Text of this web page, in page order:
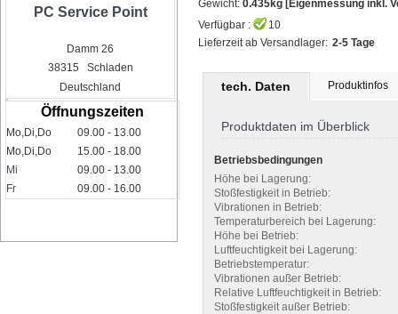
PC Service Point
Damm 26
38315 Schladen
Deutschland
Öffnungszeiten
Mo,Di,Do
09.00 - 13.00
Mo,Di,Do
15.00 - 18.00
Mi
09.00 - 13.00
Fr
09.00 - 16.00
Gewicht: 0.435kg [Eigenmessung inkl.
Verfügbar :
10
Lieferzeit ab Versandlager: 2-5 Tage
tech. Daten Produktinfos
Produktdaten im Überblick
Betriebsbedingungen
Höhe bei Lagerung:
Stoßfestigkeit in Betrieb:
Vibrationen in Betrieb:
Temperaturbereich bei Lagerung:
Höhe bei Betrieb:
Luftfeuchtigkeit bei Lagerung:
Betriebstemperatur:
Vibrationen außer Betrieb:
Relative Luftfeuchtigkeit in Betrieb:
Stoßfestigkeit außer Betrieb: